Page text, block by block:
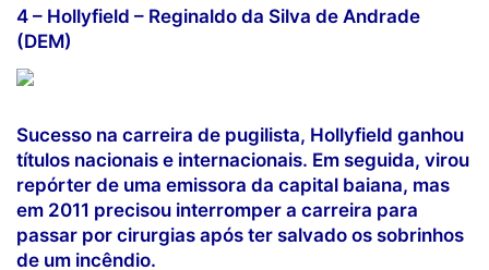
4 – Hollyfield – Reginaldo da Silva de Andrade
(DEM)
Sucesso na carreira de pugilista, Hollyfield ganhou
títulos nacionais e internacionais. Em seguida, virou
repórter de uma emissora da capital baiana, mas
em 2011 precisou interromper a carreira para
passar por cirurgias após ter salvado os sobrinhos
de um incêndio.